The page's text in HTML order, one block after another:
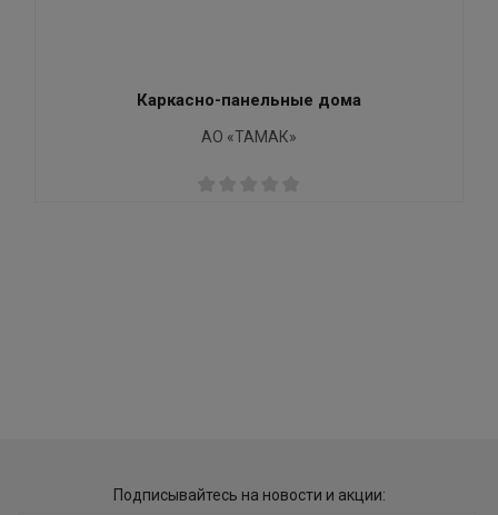
Каркасно-панельные дома
АО «ТАМАК»
Подписывайтесь на новости и акции: